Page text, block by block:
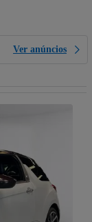
Ver anúncios